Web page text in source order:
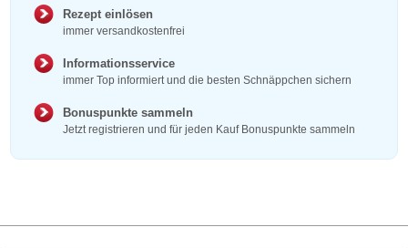
Rezept einlösen
immer versandkostenfrei
Informationsservice
immer Top informiert und die besten Schnäppchen sichern
Bonuspunkte sammeln
Jetzt registrieren und für jeden Kauf Bonuspunkte sammeln